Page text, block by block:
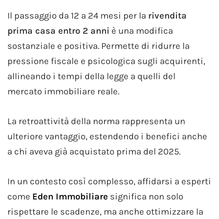
Il passaggio da 12 a 24 mesi per la rivendita
prima casa entro 2 anni è una modifica
sostanziale e positiva. Permette di ridurre la
pressione fiscale e psicologica sugli acquirenti,
allineando i tempi della legge a quelli del
mercato immobiliare reale.
La retroattività della norma rappresenta un
ulteriore vantaggio, estendendo i benefici anche
a chi aveva già acquistato prima del 2025.
In un contesto così complesso, affidarsi a esperti
come Eden Immobiliare significa non solo
rispettare le scadenze, ma anche ottimizzare la